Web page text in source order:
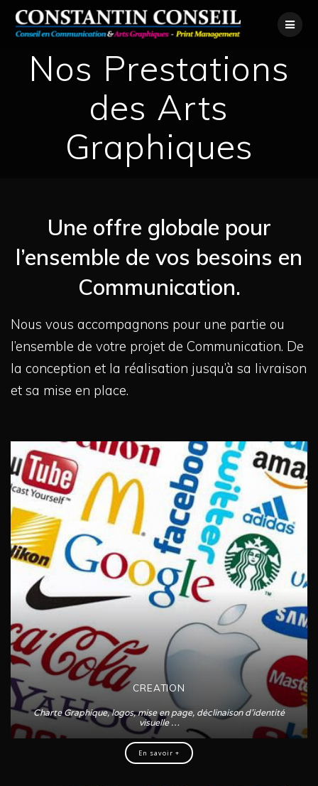
Skip
to
content
Nos Prestations
des Arts
Graphiques
Une offre globale pour
l’ensemble de vos besoins en
Communication.
Nous vous accompagnons pour une partie ou
l’ensemble de votre projet de Communication. De
la conception et la réalisation jusqu’à sa livraison
et sa mise en place.
CREATION
Charte Graphique, logos, mise en page, déclinaison d’identité
visuelle …
En savoir +